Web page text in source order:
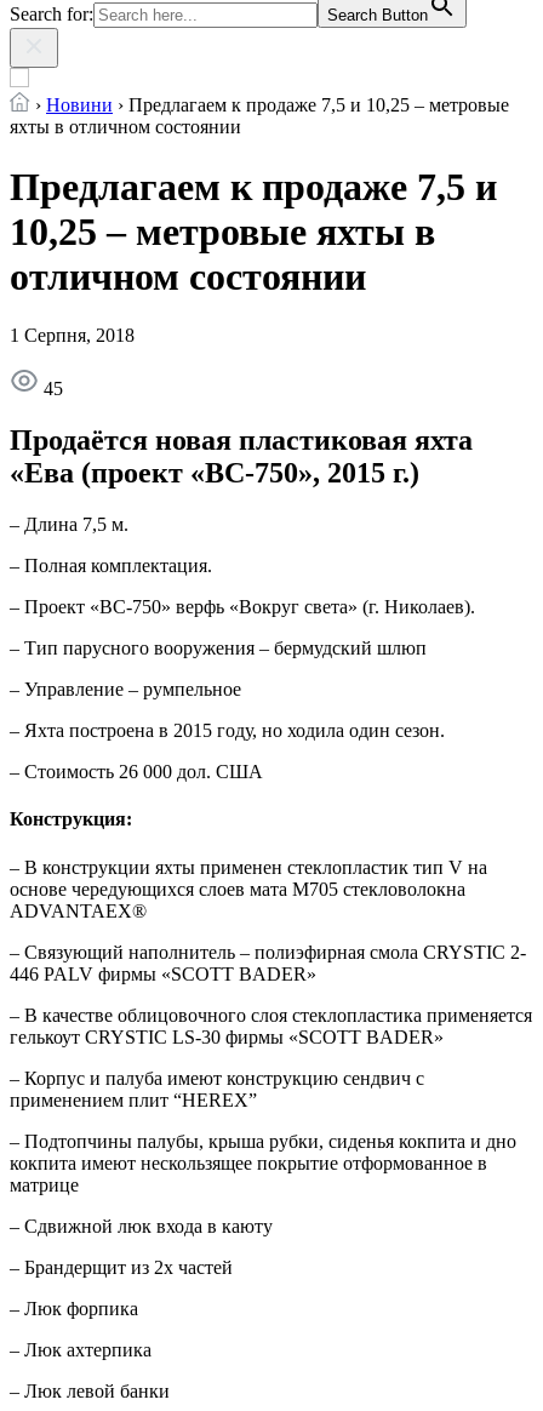
Search for: Search Button
› Новини › Предлагаем к продаже 7,5 и 10,25 – метровые
яхты в отличном состоянии
Предлагаем к продаже 7,5 и
10,25 – метровые яхты в
отличном состоянии
1 Серпня, 2018
45
Продаётся новая пластиковая яхта
«Ева (проект «ВС-750», 2015 г.)
– Длина 7,5 м.
– Полная комплектация.
– Проект «ВС-750» верфь «Вокруг света» (г. Николаев).
– Тип парусного вооружения – бермудский шлюп
– Управление – румпельное
– Яхта построена в 2015 году, но ходила один сезон.
– Стоимость 26 000 дол. США
Конструкция:
– В конструкции яхты применен стеклопластик тип V на
основе чередующихся слоев мата М705 стекловолокна
ADVANTAEX®
– Связующий наполнитель – полиэфирная смола CRYSTIC 2-
446 PALV фирмы «SCOTT BADER»
– В качестве облицовочного слоя стеклопластика применяется
гелькоут CRYSTIC LS-30 фирмы «SCOTT BADER»
– Корпус и палуба имеют конструкцию сендвич с
применением плит “HEREX”
– Подтопчины палубы, крыша рубки, сиденья кокпита и дно
кокпита имеют нескользящее покрытие отформованное в
матрице
– Сдвижной люк входа в каюту
– Брандерщит из 2х частей
– Люк форпика
– Люк ахтерпика
– Люк левой банки